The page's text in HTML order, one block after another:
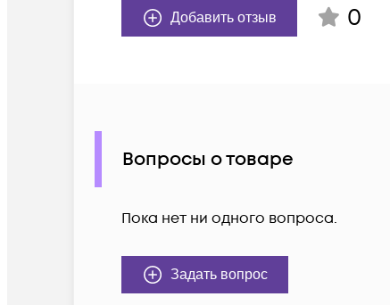
Добавить отзыв 0
Вопросы о товаре
Пока нет ни одного вопроса.
Задать вопрос